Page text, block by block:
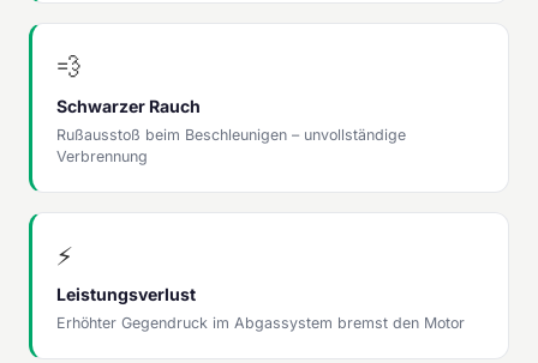
💨
Schwarzer Rauch
Rußausstoß beim Beschleunigen – unvollständige
Verbrennung
⚡
Leistungsverlust
Erhöhter Gegendruck im Abgassystem bremst den Motor